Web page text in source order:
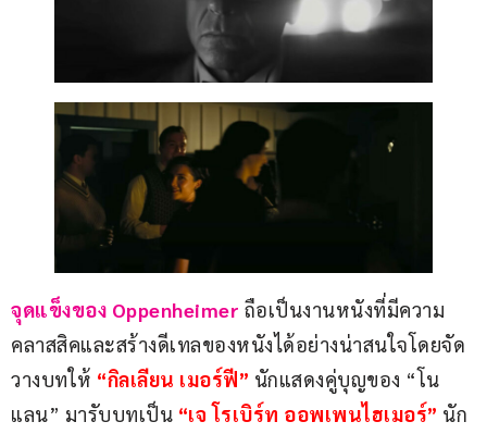
จุดแข็งของ Oppenheimer ถือเป็นงานหนังที่มีความ
คลาสสิคและสร้างดีเทลของหนังได้อย่างน่าสนใจโดยจัด
วางบทให้ “กิลเลียน เมอร์ฟี” นักแสดงคู่บุญของ “โน
แลน” มารับบทเป็น “เจ โรเบิร์ท ออพเพนไฮเมอร์” นัก